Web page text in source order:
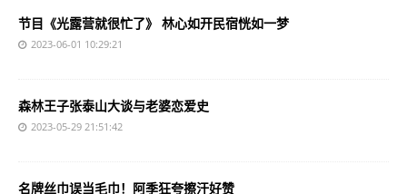
节目《光露营就很忙了》 林心如开民宿恍如一梦
2023-06-01 10:29:21
森林王子张泰山大谈与老婆恋爱史
2023-05-29 21:51:42
名牌丝巾误当毛巾！阿季狂夸擦汗好赞